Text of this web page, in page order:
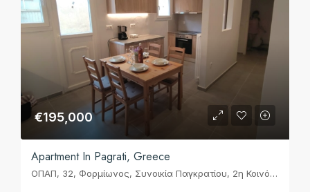
€195,000
Apartment In Pagrati, Greece
ΟΠΑΠ, 32, Φορμίωνος, Συνοικία Παγκρατίου, 2η Κοινότητα Αθηνών, Αθήνα, Δήμος Αθηναίων, Περιφερειακή Ενότητα Κεντρικού Τομέα Αθηνών, Περιφέρεια Αττικής, Αποκεντρωμένη Διοίκηση Αττικής, 116 34, Ελλάς